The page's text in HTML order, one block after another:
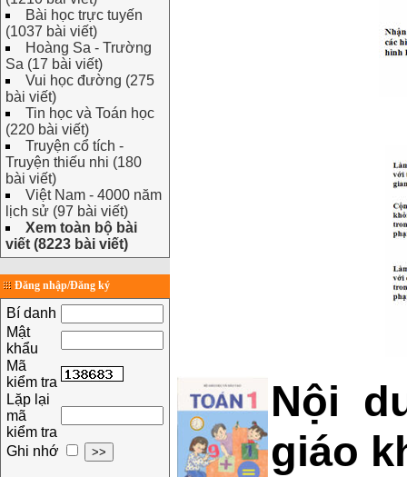
Bài học trực tuyến
(1037 bài viết)
Hoàng Sa - Trường
Sa (17 bài viết)
Vui học đường (275
bài viết)
Tin học và Toán học
(220 bài viết)
Truyện cổ tích -
Truyện thiếu nhi (180
bài viết)
Việt Nam - 4000 năm
lịch sử (97 bài viết)
Xem toàn bộ bài
viết (8223 bài viết)
Đăng nhập/Đăng ký
Bí danh
Mật
khẩu
Mã
kiểm tra
Lặp lại
mã
kiểm tra
Ghi nhớ
Nội
giáo